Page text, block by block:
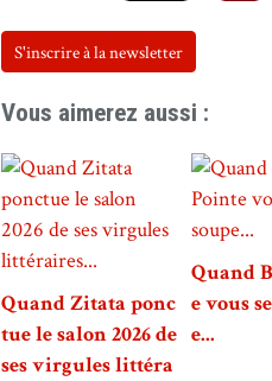
S'inscrire à la newsletter
Vous aimerez aussi :
Quand Zitata ponc
tue le salon 2026 de
ses virgules littéra
Quand
e vous
e...